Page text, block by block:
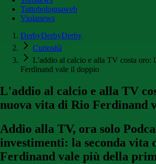
Tuttobolognaweb
Violanews
DerbyDerbyDerby
Curiosità
L'addio al calcio e alla TV costa oro:
Ferdinand vale il doppio
L'addio al calcio e alla TV
nuova vita di Rio Ferdinand
Addio alla TV, ora solo
investimenti: la seconda vita
Ferdinand vale più della